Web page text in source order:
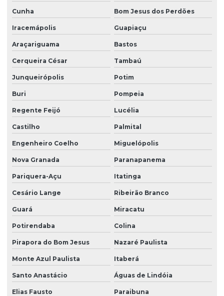
Serviço de portaria virtual
Serviço de portaria e zeladoria
Serviço de terceirização de limpeza
Serviço terceirizado de limpeza
Serviço de zelador condomínio
Serviços de portaria e limpeza
Serviços de portaria e recepção
Serviços de recepção e portaria
Serviços de terceirização de recepção
Serviços de zeladoria limpeza
Serviços de zeladoria e segurança em condomínios
Sistema de portaria virtual
Soluções em facilities
Terceirização de limpeza
Cunha Bom Jesus dos Perdões
Iracemápolis Guapiaçu
Araçariguama Bastos
Cerqueira César Tambaú
Junqueirópolis Potim
Buri Pompeia
Regente Feijó Lucélia
Castilho Palmital
Engenheiro Coelho Miguelópolis
Nova Granada Paranapanema
Pariquera-Açu Itatinga
Cesário Lange Ribeirão Branco
Guará Miracatu
Potirendaba Colina
Pirapora do Bom Jesus Nazaré Paulista
Monte Azul Paulista Itaberá
Santo Anastácio Águas de Lindóia
Elias Fausto Paraibuna